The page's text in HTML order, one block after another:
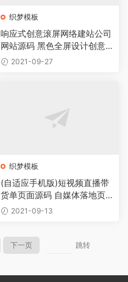
织梦模板
响应式创意滚屏网络建站公司
网站源码 黑色全屏设计创意
公司网站织梦模板
2021-09-27
织梦模板
(自适应手机版)短视频直播带
货单页面源码 自媒体落地页
织梦模板
2021-09-13
下一页 跳转